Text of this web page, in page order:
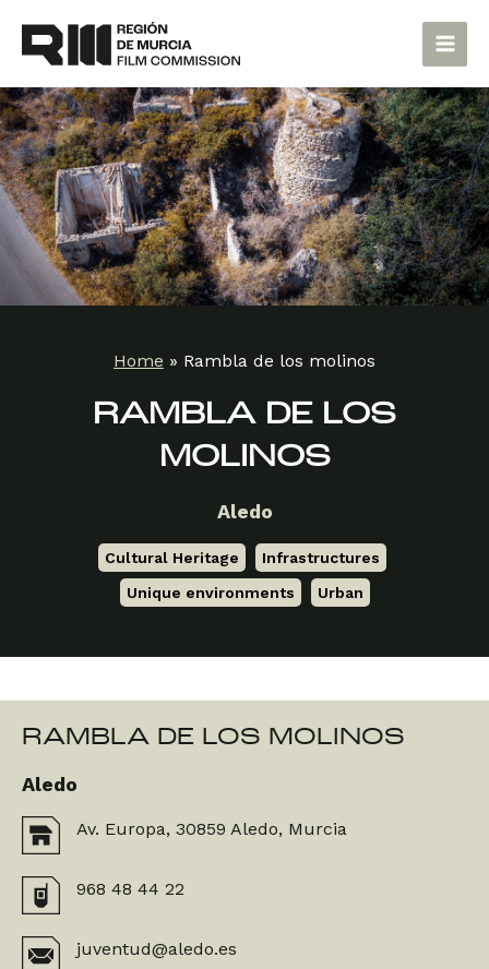
content
Main
Home » Rambla de los molinos
RAMBLA DE LOS
MOLINOS
Aledo
Cultural Heritage Infrastructures
Unique environments
Urban
RAMBLA DE LOS MOLINOS
Aledo
Av. Europa, 30859 Aledo, Murcia
968 48 44 22
juventud@aledo.es